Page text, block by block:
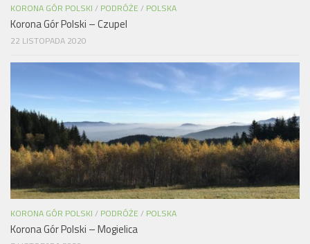
KORONA GÓR POLSKI / PODRÓŻE / POLSKA
Korona Gór Polski – Czupel
22 LISTOPADA 2020
KORONA GÓR POLSKI / PODRÓŻE / POLSKA
Korona Gór Polski – Mogielica